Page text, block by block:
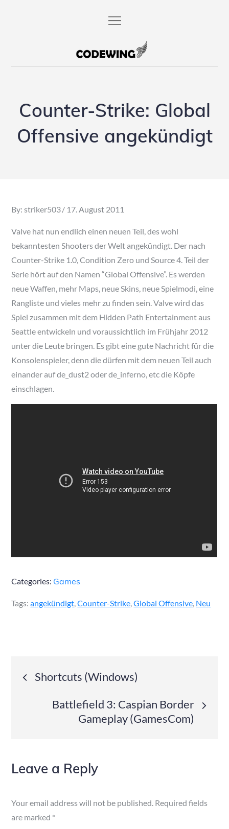
codewing.de
Counter-Strike: Global
Offensive angekündigt
By:striker503 Posted
17. August 2011
Valve hat nun endlich einen neuen Teil, des wohl
bekanntesten Shooters der Welt angekündigt. Der nach
Counter-Strike 1.0, Condition Zero und Source 4. Teil der
Serie hört auf den Namen “Global Offensive”. Es werden
neue Waffen, mehr Maps, neue Skins, neue Spielmodi, eine
Rangliste und vieles mehr zu finden sein. Valve wird das
Spiel zusammen mit dem Hidden Path Entertainment aus
Seattle entwickeln und voraussichtlich im Frühjahr 2012
unter die Leute bringen. Es gibt eine gute Nachricht für die
Konsolenspieler, denn die dürfen mit dem neuen Teil auch
einander auf de_dust2 oder de_inferno, etc die Köpfe
einschlagen.
Categories: Games
Tags:angekündigt,Counter-Strike,Global Offensive, Neu
Post
navigation
Shortcuts (Windows)
Battlefield 3: Caspian Border
Gameplay (GamesCom)
Leave a Reply
Your email address will not be published. Required fields
are marked *